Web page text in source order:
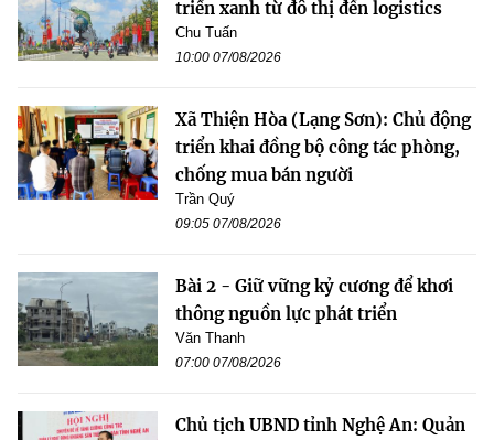
triển xanh từ đô thị đến logistics
Chu Tuấn
10:00 07/08/2026
Xã Thiện Hòa (Lạng Sơn): Chủ động
triển khai đồng bộ công tác phòng,
chống mua bán người
Trần Quý
09:05 07/08/2026
Bài 2 - Giữ vững kỷ cương để khơi
thông nguồn lực phát triển
Văn Thanh
07:00 07/08/2026
Chủ tịch UBND tỉnh Nghệ An: Quản